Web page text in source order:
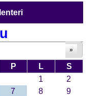
»
P L
S
1
2
7 8
9